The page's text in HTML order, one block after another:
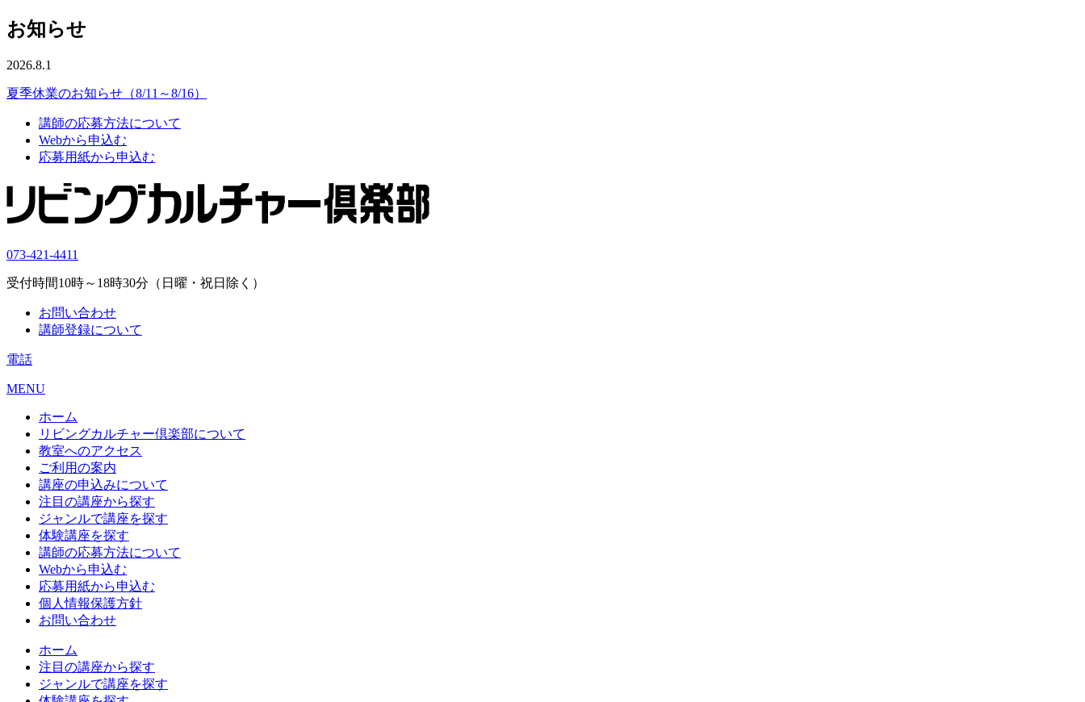
お知らせ
2026.8.1
夏季休業のお知らせ（8/11～8/16）
講師の応募方法について
Webから申込む
応募用紙から申込む
073-421-4411
受付時間10時～18時30分（日曜・祝日除く）
お問い合わせ
講師登録について
電話
MENU
ホーム
リビングカルチャー倶楽部について
教室へのアクセス
ご利用の案内
講座の申込みについて
注目の講座から探す
ジャンルで講座を探す
体験講座を探す
講師の応募方法について
Webから申込む
応募用紙から申込む
個人情報保護方針
お問い合わせ
ホーム
注目の講座から探す
ジャンルで講座を探す